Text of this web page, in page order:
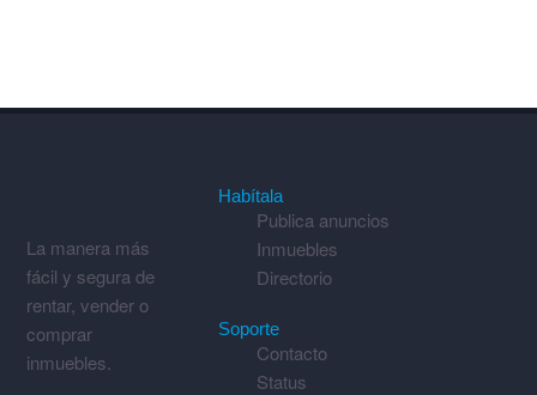
La manera más
fácil y segura de
rentar, vender o
comprar
inmuebles.
Habítala
Publica anuncios
Inmuebles
Directorio
Soporte
Contacto
Status